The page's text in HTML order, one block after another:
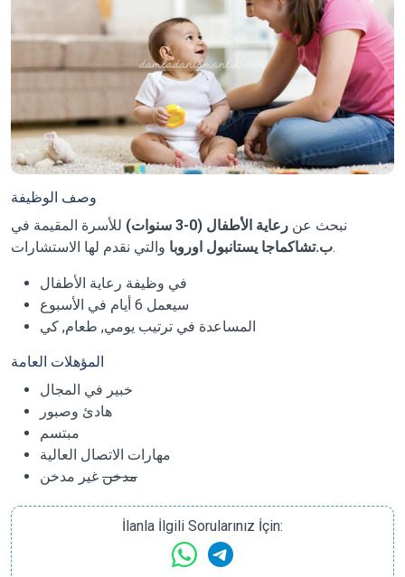
وصف الوظيفة
نبحث عن رعاية الأطفال (0-3 سنوات)
للأسرة المقيمة في
ب.تشاكماجا يستانبول اوروباوالتي نقدم لها الاستشارات.
في وظيفة رعاية الأطفال
سيعمل 6 أيام في الأسبوع
المساعدة في ترتيب يومي, طعام, كي
المؤهلات العامة
خبير في المجال
هادئ وصبور
مبتسم
مهارات الاتصال العالية
مدخن غير مدخن
İlanla İlgili Sorularınız İçin: